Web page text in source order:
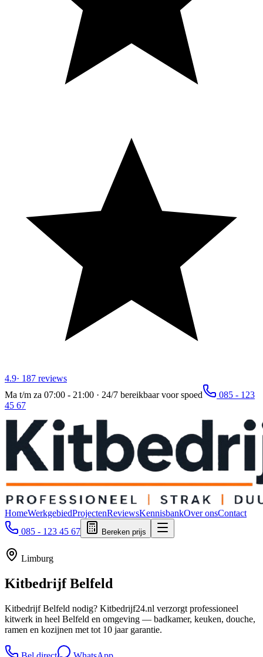
4.9· 187 reviews
Ma t/m za 07:00 - 21:00 · 24/7 bereikbaar voor spoed
085 - 123
45 67
HomeWerkgebiedProjectenReviewsKennisbankOver onsContact
085 - 123 45 67
Bereken prijs
Limburg
KitbedrijfBelfeld
Kitbedrijf Belfeld nodig? Kitbedrijf24.nl verzorgt professioneel
kitwerk in heel Belfeld en omgeving — badkamer, keuken, douche,
ramen en kozijnen met tot 10 jaar garantie.